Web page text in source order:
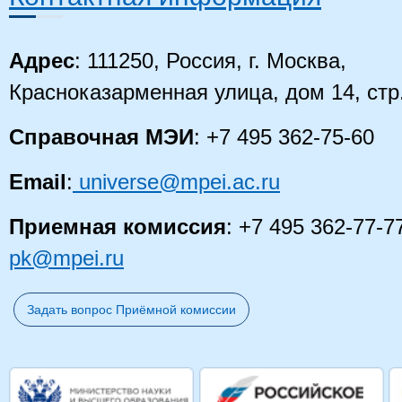
Адрес: 111250, Россия, г. Москва,
Красноказарменная улица, дом 14,
Справочная МЭИ: +7 495 362-75-60
Email: universe@mpei.ac.ru
Приемная комиссия: +7 495 362-77-
pk@mpei.ru
Задать вопрос Приёмной комиссии